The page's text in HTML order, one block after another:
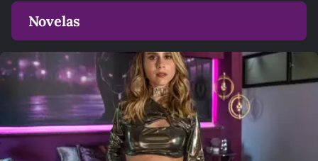
Novelas
Ops!
Não foi possível reproduzir o vídeo
Tentar novamente